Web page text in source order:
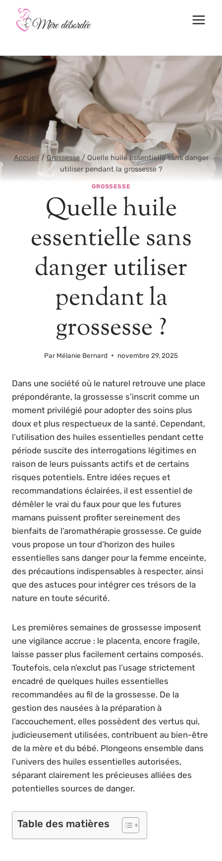
contenu
Accueil / Grossesse / Quelle huile essentielle sans danger
utiliser pendant la grossesse ?
GROSSESSE
Quelle huile
essentielle sans
danger utiliser
pendant la
grossesse ?
Par Mélanie Bernard novembre 29, 2025
Dans une société où le naturel retrouve une place
prépondérante, la grossesse s’inscrit comme un
moment privilégié pour adopter des soins plus
doux et plus respectueux de la santé. Cependant,
l’utilisation des huiles essentielles pendant cette
période suscite des interrogations légitimes en
raison de leurs puissants actifs et de certains
risques potentiels. Entre idées reçues et
recommandations éclairées, il est essentiel de
démêler le vrai du faux pour que les futures
mamans puissent profiter sereinement des
bienfaits de l’aromathérapie grossesse. Ce guide
vous propose un tour d’horizon des huiles
essentielles sans danger pour la femme enceinte,
des précautions indispensables à respecter, ainsi
que des astuces pour intégrer ces trésors de la
nature en toute sécurité.
Les premières semaines de grossesse imposent
une vigilance accrue : le placenta, encore fragile,
laisse passer plus facilement certains composés.
Toutefois, cela n’exclut pas l’usage strictement
encadré de quelques huiles essentielles
recommandées au fil de la grossesse. De la
gestion des nausées à la préparation à
l’accouchement, elles possèdent des vertus qui,
judicieusement utilisées, contribuent au bien-être
de la mère et du bébé. Plongeons ensemble dans
l’univers des huiles essentielles autorisées,
séparant clairement les précieuses alliées des
potentielles sources de danger.
Table des matières